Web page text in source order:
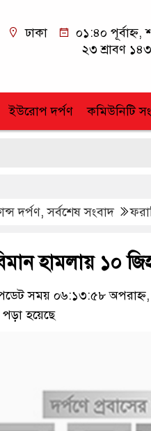
ঢাকা
০১:৪০
২৩ শ্রাবণ
ইউরোপ দর্পণ কমিউনিটি
দর্পণ,সর্বশেষ সংবাদ
হামলায় ১০
সময় ০৬:১৩:৫৮ অপরাহ্ন,
হয়েছে